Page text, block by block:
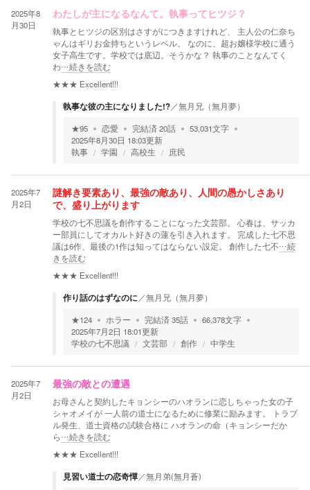
2025年8
月30日
わたしが主になるなんて。執事ってヒツジ？
執事とヒツジの区別はさすがにつきますけれど、 主人公の仁奈ち
ゃんはギリお金持ちというレベル。 なのに、超お嬢様学校に通う
女子高生です。学校では底辺。そうかな？ 執事のことなんてく
わ…続きを読む
★★★ Excellent!!!
執事な彼の主になりました!?／無月兄（無月夢）
★95 恋愛 完結済20話 53,031文字
2025年8月30日 18:03更新
執事
学園 高校生 庶民
2025年7
月2日
謎解き要素あり、最強の敵あり、人間の愚かしさあり
で、盛り上がります
学校の七不思議を創作することになった文芸部。 心春は、サッカ
ー部員にしてオカルト好きの蓮を引き入れます。 完成した七不思
議は6作、最後の1作は知ってはならない設定。 創作した七不…続
きを読む
★★★ Excellent!!!
作り話のはずなのに／無月兄（無月夢）
★124 ホラー 完結済35話 66,378文字
2025年7月2日 18:01更新
学校の七不思議
文芸部 創作 中学生
2025年7
月2日
最強の敵との遭遇
お母さんと契約したキョンシーのハオランに恋しちゃった女の子
シャオメイが 一人前の道士になるために修業に励みます。 トラブ
ル発生、道士資格の試験合格に ハオランの命（キョンシーだか
ら…続きを読む
★★★ Excellent!!!
見習い道士の恋奇憚／無月弟(無月蒼)